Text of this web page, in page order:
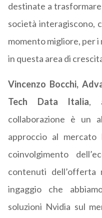
destinate a
società interagiscono,
momento migliore, per
in questa area di
Vincenzo Bocchi,
Tech Data Italia,
collaborazione è un
approccio al mercato
coinvolgimento
contenuti
ingaggio che
soluzioni Nvidia sul